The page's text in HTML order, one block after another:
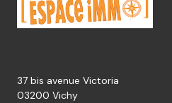
37 bis avenue Victoria
03200 Vichy